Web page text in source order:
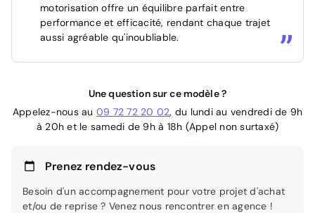
motorisation offre un équilibre parfait entre
performance et efficacité, rendant chaque trajet
aussi agréable qu'inoubliable.
Une question sur ce modèle ?
Appelez-nous au 09 72 72 20 02, du lundi au vendredi de 9h
à 20h et le samedi de 9h à 18h (Appel non surtaxé)
Prenez rendez-vous
Besoin d'un accompagnement pour votre projet d'achat
et/ou de reprise ? Venez nous rencontrer en agence !